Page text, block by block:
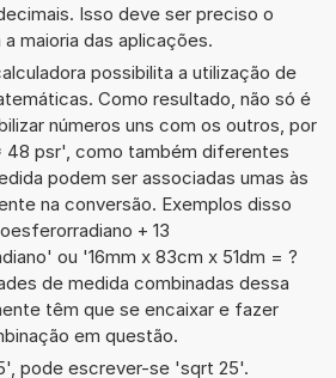
Isso deve ser preciso o
maioria das aplicações.
possibilita a utilização de
Como resultado, não só é
números uns com os outros, por
psr', como também diferentes
podem ser associadas umas às
na conversão. Exemplos disso
+ 13
ou '16mm x 83cm x 51dm = ?
de medida combinadas dessa
têm que se encaixar e fazer
em questão.
pode escrever-se 'sqrt 25'.